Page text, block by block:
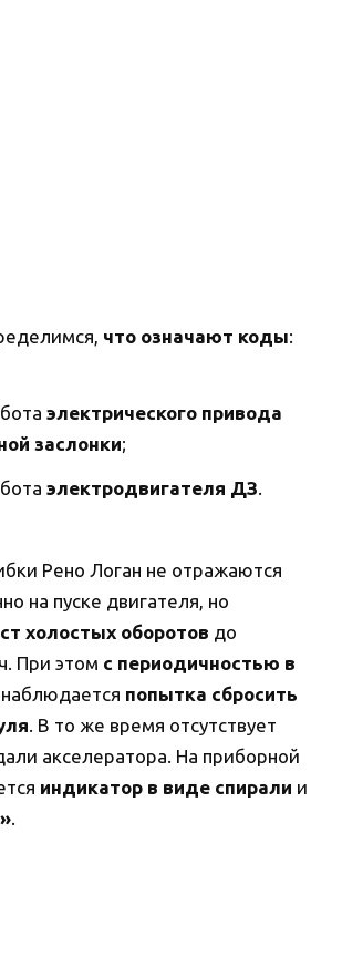
что означают коды:
электрического привода
заслонки;
электродвигателя ДЗ.
Рено Логан не отражаются
на пуске двигателя, но
холостых оборотов до
При этом с периодичностью в
наблюдается попытка сбросить
. В то же время отсутствует
акселератора. На приборной
индикатор в виде спирали и